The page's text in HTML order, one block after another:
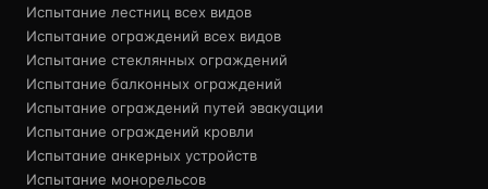
Испытание лестниц всех видов
Испытание ограждений всех видов
Испытание стеклянных ограждений
Испытание балконных ограждений
Испытание ограждений путей эвакуации
Испытание ограждений кровли
Испытание анкерных устройств
Испытание монорельсов